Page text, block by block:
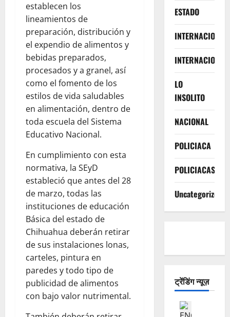
establecen los
lineamientos de
preparación, distribución y
el expendio de alimentos y
bebidas preparados,
procesados y a granel, así
como el fomento de los
estilos de vida saludables
en alimentación, dentro de
toda escuela del Sistema
Educativo Nacional.
En cumplimiento con esta
normativa, la SEyD
estableció que antes del 28
de marzo, todas las
instituciones de educación
Básica del estado de
Chihuahua deberán retirar
de sus instalaciones lonas,
carteles, pintura en
paredes y todo tipo de
publicidad de alimentos
con bajo valor nutrimental.
ESTADO
INTERNACIONA
INTERNACIONAL
LO
INSOLITO
NACIONAL
POLICIACA
POLICIACAS
Uncategorized
ट्रेंडिंग न्यूज़